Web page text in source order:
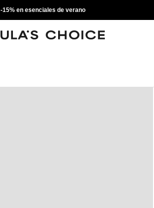
-15% en esenciales de verano